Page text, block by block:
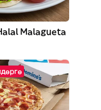
Malagueta